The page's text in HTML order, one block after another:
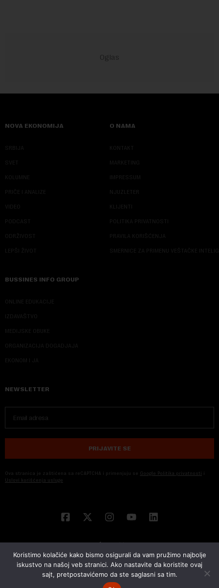
NOVA EKONOMIJA
SRBIJA
SVET
KOLUMNE
PRIČE I ANALIZE
VIDEO
PODCAST
ODRŽIVOST
LEPŠI ŽIVOT
O NAMA
KONTAKT
MARKETING
IMPRESSUM
NJUZLETER
KLIJENTI
POLITIKA PRIVATNOSTI
PRAVILA KORIŠĆENJA
SMERNICE ZA PRIMENU VEŠTAČKE
BUSSINES INFO GROUP
ONLINE EDUKACIJE
IZDAVAŠTVO
MEDIJSKE OBUKE
ORGANIZACIJA DOGADJAJA
EKONOM I JA
NEWSLETTER
PRIJAVITE SE
Ova stranica je zaštićena sa reCAPTCHA i primenjuju se Google Politika privatnosti i
Uslovi korišćenja usluge
© 2026 NOVA EKONOMIJA | SVA PRAVA ZADŽANA | DEVELOPED BY
Koristimo kolačiće kako bismo osigurali da vam pružimo najbolje
iskustvo na našoj veb stranici. Ako nastavite da koristite ovaj
sajt, pretpostavićemo da ste saglasni sa tim.